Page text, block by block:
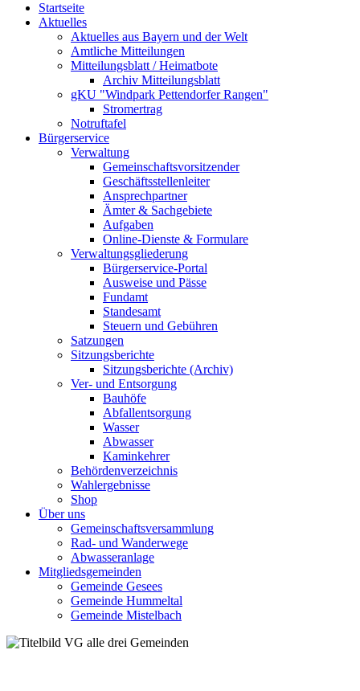
Startseite
Aktuelles
Aktuelles aus Bayern und der Welt
Amtliche Mitteilungen
Mitteilungsblatt / Heimatbote
Archiv Mitteilungsblatt
gKU "Windpark Pettendorfer Rangen"
Stromertrag
Notruftafel
Bürgerservice
Verwaltung
Gemeinschaftsvorsitzender
Geschäftsstellenleiter
Ansprechpartner
Ämter & Sachgebiete
Aufgaben
Online-Dienste & Formulare
Verwaltungsgliederung
Bürgerservice-Portal
Ausweise und Pässe
Fundamt
Standesamt
Steuern und Gebühren
Satzungen
Sitzungsberichte
Sitzungsberichte (Archiv)
Ver- und Entsorgung
Bauhöfe
Abfallentsorgung
Wasser
Abwasser
Kaminkehrer
Behördenverzeichnis
Wahlergebnisse
Shop
Über uns
Gemeinschaftsversammlung
Rad- und Wanderwege
Abwasseranlage
Mitgliedsgemeinden
Gemeinde Gesees
Gemeinde Hummeltal
Gemeinde Mistelbach